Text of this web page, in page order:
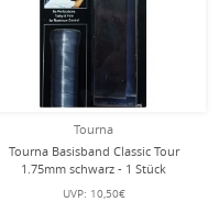
Tourna
Tourna Basisband Classic Tour
1.75mm schwarz - 1 Stück
UVP: 10,50€